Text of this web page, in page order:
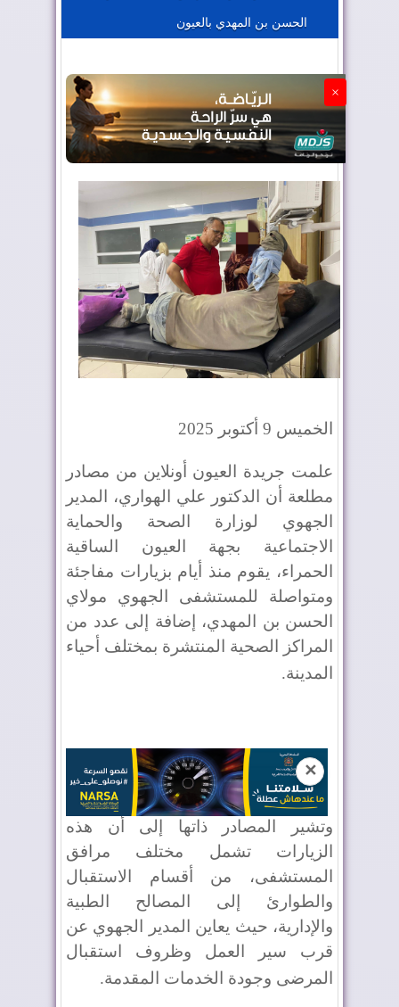
الحسن بن المهدي بالعيون
×
الخميس 9 أكتوبر 2025
علمت جريدة العيون أونلاين من مصادر
مطلعة أن الدكتور علي الهواري، المدير
الجهوي لوزارة الصحة والحماية
الاجتماعية بجهة العيون الساقية
الحمراء، يقوم منذ أيام بزيارات مفاجئة
ومتواصلة للمستشفى الجهوي مولاي
الحسن بن المهدي، إضافة إلى عدد من
المراكز الصحية المنتشرة بمختلف أحياء
المدينة.
✕
وتشير المصادر ذاتها إلى أن هذه
الزيارات تشمل مختلف مرافق
المستشفى، من أقسام الاستقبال
والطوارئ إلى المصالح الطبية
والإدارية، حيث يعاين المدير الجهوي عن
قرب سير العمل وظروف استقبال
المرضى وجودة الخدمات المقدمة.